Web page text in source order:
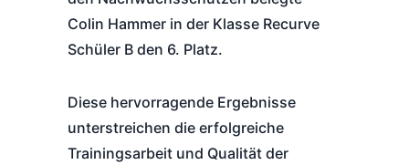
Colin Hammer in der Klasse Recurve
Schüler B den 6. Platz.
Diese hervorragende Ergebnisse
unterstreichen die erfolgreiche
Trainingsarbeit und Qualität der